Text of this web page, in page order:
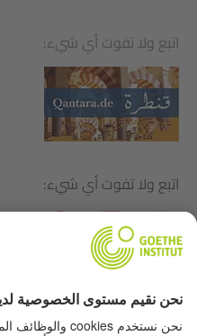
بيانات التحرير
حماية البيانات
اتبع ولا تفوت أي شيء:
اتبع ولا تفوت أي شيء: